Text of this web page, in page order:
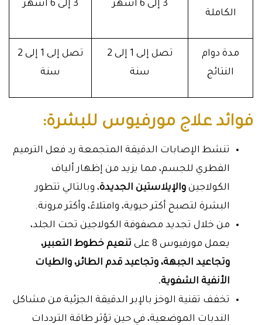
الكاملة
3 إلى 6 أشهر 3 إلى 6 أشهر
مدة دوام
النتائج
تصل إلى 1 إلى 2
سنة
تصل إلى 1 إلى 2
سنة
فوائد علاج مورفيوس للبشرة:
تنشط الإصابات الدقيقة المتجمعة رد فعل الترميم
الفطري للجسم، مما يزيد من إظهار ألياف
الكولاجين والإيلاستين الجديدة، وبالتالي تتطور
البشرة لتصبح أكثر حيوية، وامتلاءً، وأكثر مرونة.
من خلال تجديد مصفوفة الكولاجين تحت الجلد،
يعمل مورفيوس 8 على
تنعيم خطوط التعبير،
وتجاعيد الجبهة، وتجاعيد قدم الطائر، والطيات
الأنفية الشفوية.
تخفف تقنية الوخز بالإبر الدقيقة الجزئية من مشاكل
الندبات الموضعية، في حين تؤثر طاقة الترددات